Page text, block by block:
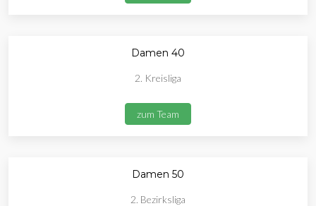
Damen 40
2. Kreisliga
zum Team
Damen 50
2. Bezirksliga